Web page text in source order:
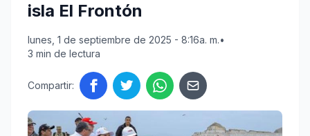
isla El Frontón
lunes, 1 de septiembre de 2025 - 8:16a. m.•
3 min de lectura
Compartir: